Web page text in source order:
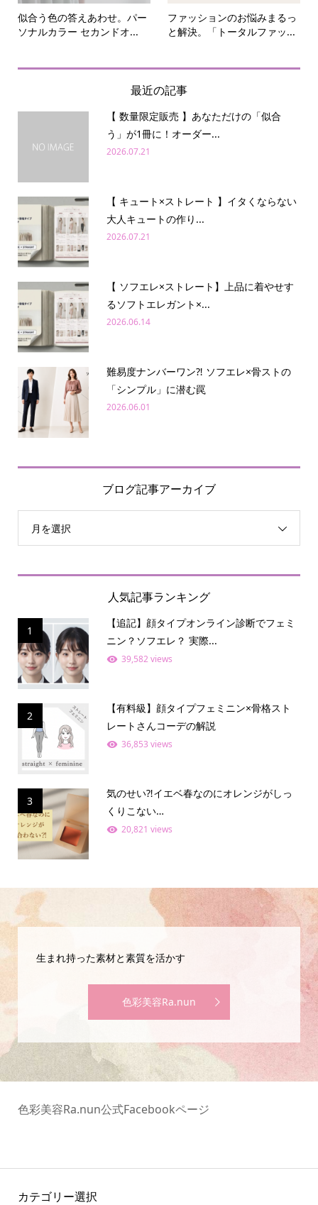
似合う色の答えあわせ。パー
ソナルカラー セカンドオ...
ファッションのお悩みまるっ
と解決。「トータルファッ...
最近の記事
【 数量限定販売 】あなただけの「似合
う」が1冊に！オーダー...
2026.07.21
【 キュート×ストレート 】イタくならない
大人キュートの作り...
2026.07.21
【 ソフエレ×ストレート】上品に着やせす
るソフトエレガント×...
2026.06.14
難易度ナンバーワン⁈ ソフエレ×骨ストの
「シンプル」に潜む罠
2026.06.01
ブログ記事アーカイブ
月を選択
人気記事ランキング
1
【追記】顔タイプオンライン診断でフェミ
ニン？ソフエレ？ 実際...
39,582 views
2
【有料級】顔タイプフェミニン×骨格スト
レートさんコーデの解説
36,853 views
3
気のせい⁈イエベ春なのにオレンジがしっ
くりこない…
20,821 views
生まれ持った素材と素質を活かす
色彩美容Ra.nun
色彩美容Ra.nun公式Facebookページ
カテゴリー選択